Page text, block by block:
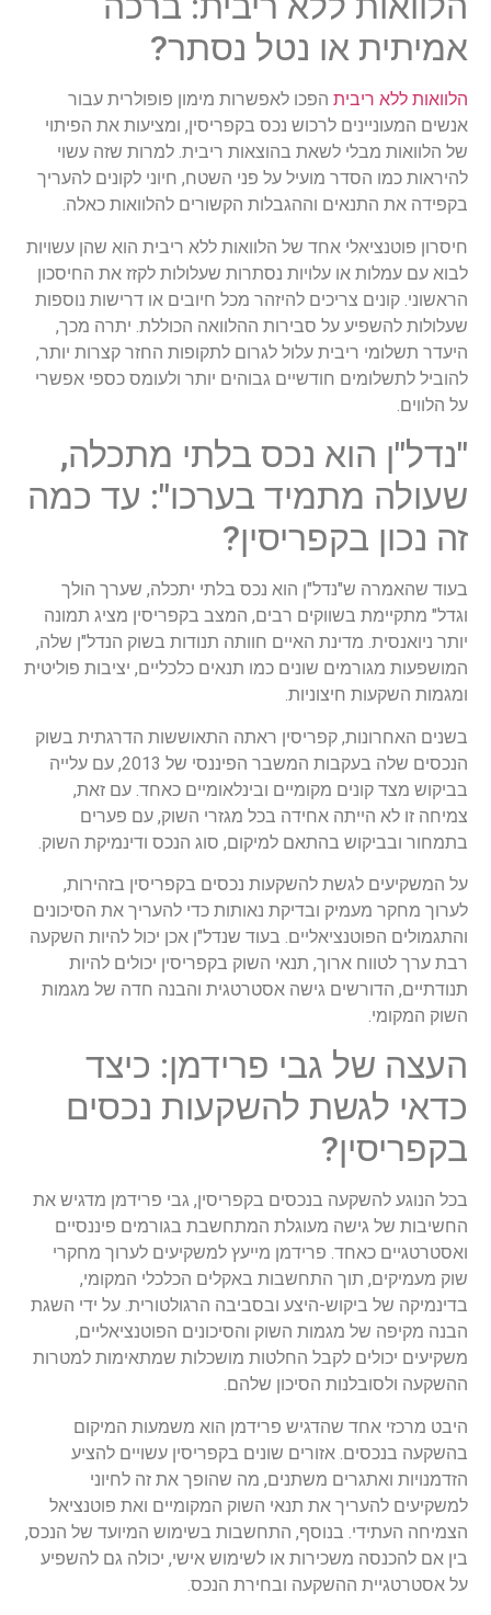
אמיתית או נטל נסתר?
הלוואות ללא ריבית הפכו לאפשרות מימון פופולרית עבור
אנשים המעוניינים לרכוש נכס בקפריסין, ומציעות את הפיתוי
של הלוואות מבלי לשאת בהוצאות ריבית. למרות שזה עשוי
להיראות כמו הסדר מועיל על פני השטח, חיוני לקונים להעריך
בקפידה את התנאים וההגבלות הקשורים להלוואות כאלה.
חיסרון פוטנציאלי אחד של הלוואות ללא ריבית הוא שהן עשויות
לבוא עם עמלות או עלויות נסתרות שעלולות לקזז את החיסכון
הראשוני. קונים צריכים להיזהר מכל חיובים או דרישות נוספות
שעלולות להשפיע על סבירות ההלוואה הכוללת. יתרה מכך,
היעדר תשלומי ריבית עלול לגרום לתקופות החזר קצרות יותר,
להוביל לתשלומים חודשיים גבוהים יותר ולעומס כספי אפשרי
על הלווים.
"נדל"ן הוא נכס בלתי מתכלה,
שעולה מתמיד בערכו": עד כמה
זה נכון בקפריסין?
בעוד שהאמרה ש"נדל"ן הוא נכס בלתי יתכלה, שערך הולך
וגדל" מתקיימת בשווקים רבים, המצב בקפריסין מציג תמונה
יותר ניואנסית. מדינת האיים חוותה תנודות בשוק הנדל"ן שלה,
המושפעות מגורמים שונים כמו תנאים כלכליים, יציבות פוליטית
ומגמות השקעות חיצוניות.
בשנים האחרונות, קפריסין ראתה התאוששות הדרגתית בשוק
הנכסים שלה בעקבות המשבר הפיננסי של 2013, עם עלייה
בביקוש מצד קונים מקומיים ובינלאומיים כאחד. עם זאת,
צמיחה זו לא הייתה אחידה בכל מגזרי השוק, עם פערים
בתמחור ובביקוש בהתאם למיקום, סוג הנכס ודינמיקת השוק.
על המשקיעים לגשת להשקעות נכסים בקפריסין בזהירות,
לערוך מחקר מעמיק ובדיקת נאותות כדי להעריך את הסיכונים
והתגמולים הפוטנציאליים. בעוד שנדל"ן אכן יכול להיות השקעה
רבת ערך לטווח ארוך, תנאי השוק בקפריסין יכולים להיות
תנודתיים, הדורשים גישה אסטרטגית והבנה חדה של מגמות
השוק המקומי.
העצה של גבי פרידמן: כיצד
כדאי לגשת להשקעות נכסים
בקפריסין?
בכל הנוגע להשקעה בנכסים בקפריסין, גבי פרידמן מדגיש את
החשיבות של גישה מעוגלת המתחשבת בגורמים פיננסיים
ואסטרטגיים כאחד. פרידמן מייעץ למשקיעים לערוך מחקרי
שוק מעמיקים, תוך התחשבות באקלים הכלכלי המקומי,
בדינמיקה של ביקוש-היצע ובסביבה הרגולטורית. על ידי השגת
הבנה מקיפה של מגמות השוק והסיכונים הפוטנציאליים,
משקיעים יכולים לקבל החלטות מושכלות שמתאימות למטרות
ההשקעה ולסובלנות הסיכון שלהם.
היבט מרכזי אחד שהדגיש פרידמן הוא משמעות המיקום
בהשקעה בנכסים. אזורים שונים בקפריסין עשויים להציע
הזדמנויות ואתגרים משתנים, מה שהופך את זה לחיוני
למשקיעים להעריך את תנאי השוק המקומיים ואת פוטנציאל
הצמיחה העתידי. בנוסף, התחשבות בשימוש המיועד של הנכס,
בין אם להכנסה משכירות או לשימוש אישי, יכולה גם להשפיע
על אסטרטגיית ההשקעה ובחירת הנכס.